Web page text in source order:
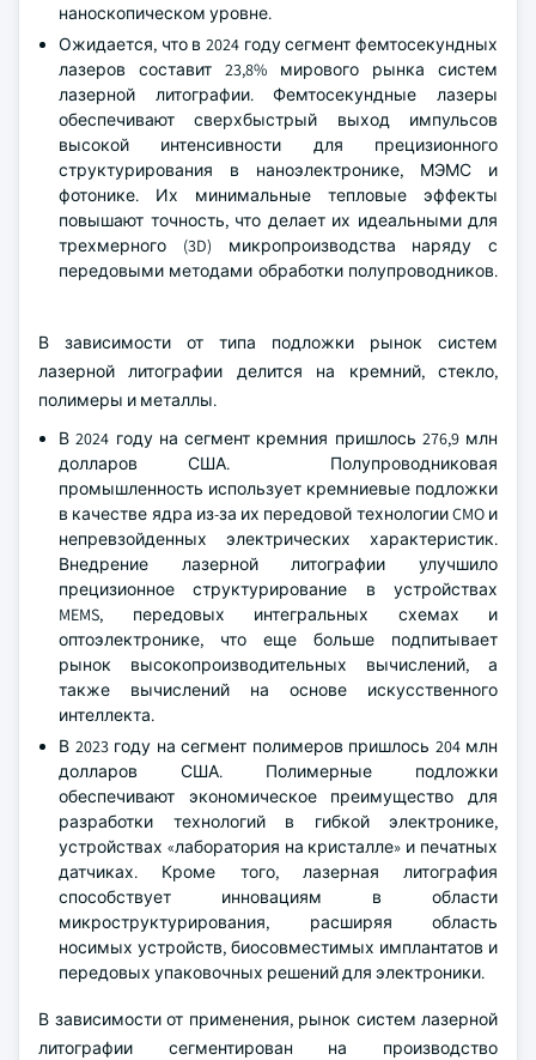
наноскопическом уровне.
Ожидается, что в 2024 году сегмент фемтосекундных
лазеров составит 23,8% мирового рынка систем
лазерной литографии. Фемтосекундные лазеры
обеспечивают сверхбыстрый выход импульсов
высокой интенсивности для прецизионного
структурирования в наноэлектронике, МЭМС и
фотонике. Их минимальные тепловые эффекты
повышают точность, что делает их идеальными для
трехмерного (3D) микропроизводства наряду с
передовыми методами обработки полупроводников.
В зависимости от типа подложки рынок систем
лазерной литографии делится на кремний, стекло,
полимеры и металлы.
В 2024 году на сегмент кремния пришлось 276,9 млн
долларов США. Полупроводниковая
промышленность использует кремниевые подложки
в качестве ядра из-за их передовой технологии CMO и
непревзойденных электрических характеристик.
Внедрение лазерной литографии улучшило
прецизионное структурирование в устройствах
MEMS, передовых интегральных схемах и
оптоэлектронике, что еще больше подпитывает
рынок высокопроизводительных вычислений, а
также вычислений на основе искусственного
интеллекта.
В 2023 году на сегмент полимеров пришлось 204 млн
долларов США. Полимерные подложки
обеспечивают экономическое преимущество для
разработки технологий в гибкой электронике,
устройствах «лаборатория на кристалле» и печатных
датчиках. Кроме того, лазерная литография
способствует инновациям в области
микроструктурирования, расширяя область
носимых устройств, биосовместимых имплантатов и
передовых упаковочных решений для электроники.
В зависимости от применения, рынок систем лазерной
литографии сегментирован на производство